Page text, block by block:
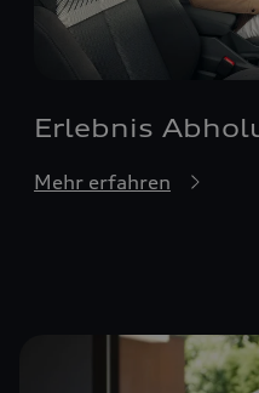
Erlebnis
Mehr erfahren